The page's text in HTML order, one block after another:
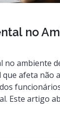
no
no ambiente
que afeta não
Este artigo